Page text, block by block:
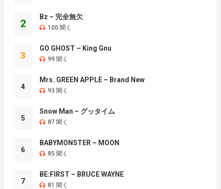
2
Bz – 完全無欠
100 聞く
3
GO GHOST – King Gnu
99 聞く
4
Mrs. GREEN APPLE – Brand New
93 聞く
5
Snow Man – グッタイム
87 聞く
6
BABYMONSTER – MOON
85 聞く
7
BE:FIRST – BRUCE WAYNE
81 聞く